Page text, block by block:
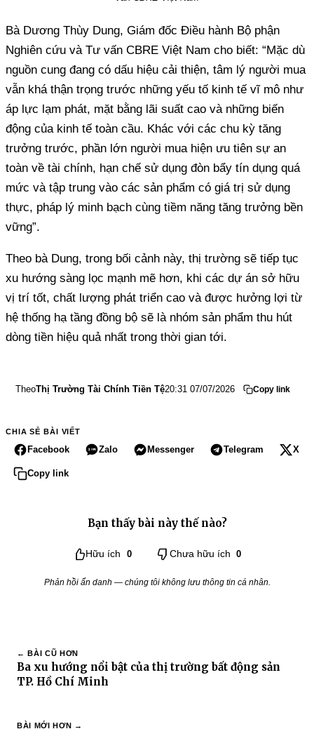
Bà Dương Thùy Dung, Giám đốc Điều hành Bộ phận
Nghiên cứu và Tư vấn CBRE Việt Nam cho biết: “Mặc dù
nguồn cung đang có dấu hiệu cải thiện, tâm lý người mua
vẫn khá thận trọng trước những yếu tố kinh tế vĩ mô như
áp lực lạm phát, mặt bằng lãi suất cao và những biến
động của kinh tế toàn cầu. Khác với các chu kỳ tăng
trưởng trước, phần lớn người mua hiện ưu tiên sự an
toàn về tài chính, hạn chế sử dụng đòn bẩy tín dụng quá
mức và tập trung vào các sản phẩm có giá trị sử dụng
thực, pháp lý minh bạch cùng tiềm năng tăng trưởng bền
vững”.
Theo bà Dung, trong bối cảnh này, thị trường sẽ tiếp tục
xu hướng sàng lọc mạnh mẽ hơn, khi các dự án sở hữu
vị trí tốt, chất lượng phát triển cao và được hưởng lợi từ
hệ thống hạ tầng đồng bộ sẽ là nhóm sản phẩm thu hút
dòng tiền hiệu quả nhất trong thời gian tới.
TheoThị Trường Tài Chính Tiền Tệ20:31 07/07/2026 Copy link
CHIA SẺ BÀI VIẾT
Facebook Zalo Messenger Telegram X
Copy link
Bạn thấy bài này thế nào?
Hữu ích 0 Chưa hữu ích 0
Phản hồi ẩn danh — chúng tôi không lưu thông tin cá nhân.
← BÀI CŨ HƠN
Ba xu hướng nổi bật của thị trường bất động sản
TP. Hồ Chí Minh
BÀI MỚI HƠN →